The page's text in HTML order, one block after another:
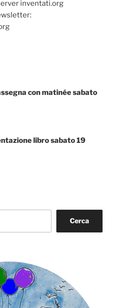
inventati.org
con matinée sabato
libro sabato 19
Cerca